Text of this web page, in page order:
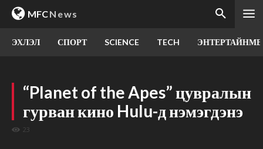
MFCNews
ЭХЛЭЛ СПОРТ SCIENCE TECH
“Planet of the Apes” цувралын
гурван кино Hulu-д нэмэгдэнэ
23